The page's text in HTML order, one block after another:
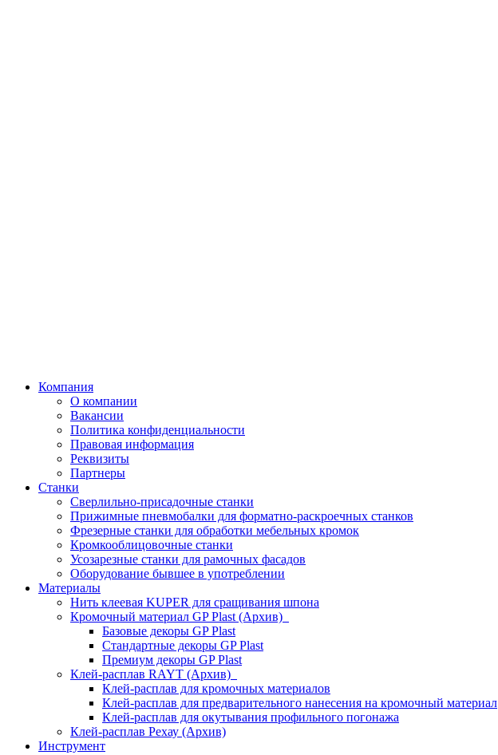
Компания
О компании
Вакансии
Политика конфиденциальности
Правовая информация
Реквизиты
Партнеры
Станки
Сверлильно-присадочные станки
Прижимные пневмобалки для форматно-раскроечных станков
Фрезерные станки для обработки мебельных кромок
Кромкооблицовочные станки
Усозарезные станки для рамочных фасадов
Оборудование бывшее в употреблении
Материалы
Нить клеевая KUPER для сращивания шпона
Кромочный материал GP Plast (Архив)
Базовые декоры GP Plast
Стандартные декоры GP Plast
Премиум декоры GP Plast
Клей-расплав RAYT (Архив)
Клей-расплав для кромочных материалов
Клей-расплав для предварительного нанесения на кромочный материал
Клей-расплав для окутывания профильного погонажа
Клей-расплав Рехау (Архив)
Инструмент